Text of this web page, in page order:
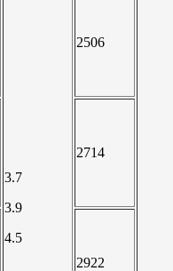
3.7
3.9
4.5
2506
2714
2922